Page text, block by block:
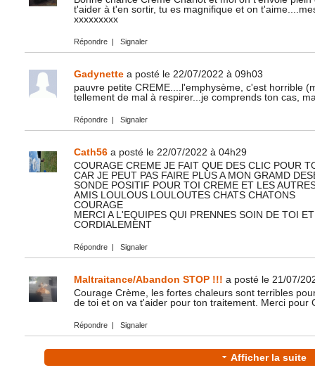
t'aider à t'en sortir, tu es magnifique et on
xxxxxxxxx
Répondre | Signaler
Gadynette a posté le 22/07/2022 à 09h03
pauvre petite CREME....l'emphysème, c'est horrible
tellement de mal à respirer...je comprends ton cas,
Répondre | Signaler
Cath56 a posté le 22/07/2022 à 04h29
COURAGE CREME JE FAIT QUE DES CLIC POUR
CAR JE PEUT PAS FAIRE PLUS A MON GRAMD
SONDE POSITIF POUR TOI CREME ET LES
AMIS LOULOUS LOULOUTES CHATS CHATONS
COURAGE
MERCI A L'EQUIPES QUI PRENNES SOIN DE TOI
CORDIALEMENT
Répondre | Signaler
Maltraitance/Abandon STOP !!! a posté le 21/07/
Courage Crème, les fortes chaleurs sont terribles
de toi et on va t'aider pour ton traitement. Merci pour
Répondre | Signaler
Afficher la suite